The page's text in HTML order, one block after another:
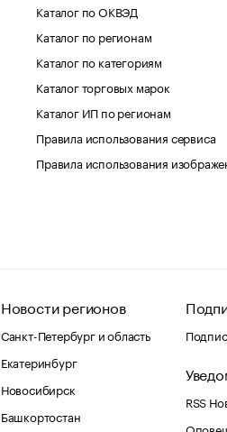
Каталог по ОКВЭД
Каталог по регионам
Каталог по категориям
Каталог торговых марок
Каталог ИП по регионам
Правила использования сервиса
Правила использования
Новости регионов
Санкт-Петербург и область
Екатеринбург
Новосибирск
Башкортостан
RSS